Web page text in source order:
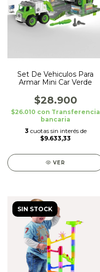
Set De Vehiculos Para
Armar Mini Car Verde
$28.900
$26.010 con Transferencia
bancaria
3 cuotas sin interés de
$9.633,33
VER
SIN STOCK